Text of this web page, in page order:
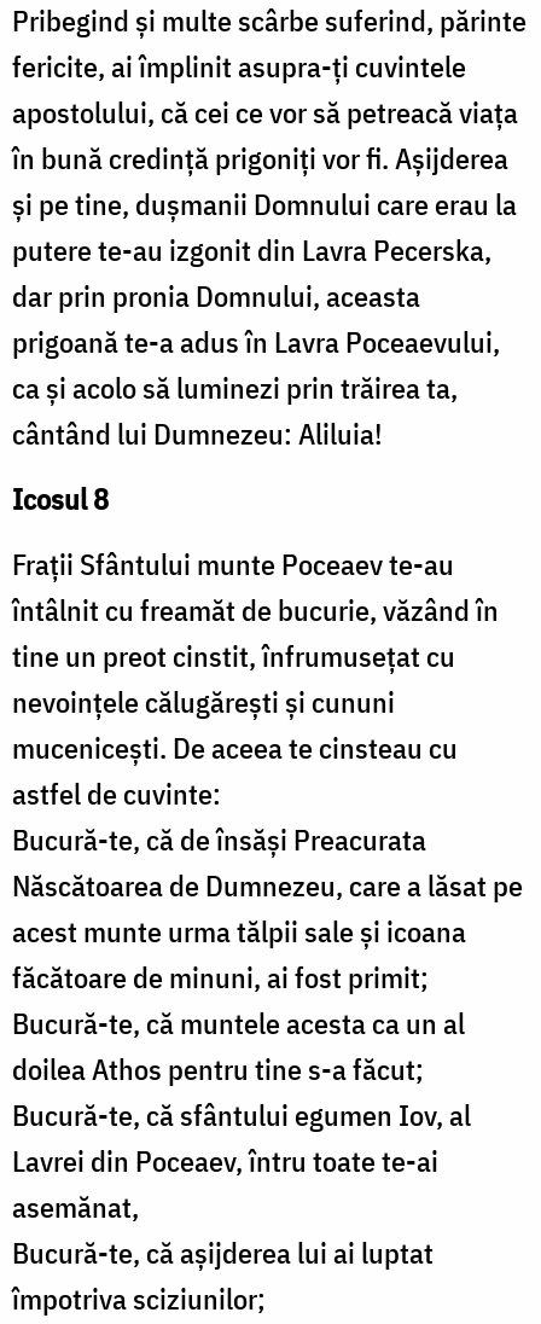
Pribegind și multe scârbe suferind, părinte
fericite, ai împlinit asupra-ți cuvintele
apostolului, că cei ce vor să petreacă viața
în bună credință prigoniți vor fi. Așijderea
și pe tine, dușmanii Domnului care erau la
putere te-au izgonit din Lavra Pecerska,
dar prin pronia Domnului, aceasta
prigoană te-a adus în Lavra Poceaevului,
ca și acolo să luminezi prin trăirea ta,
cântând lui Dumnezeu: Aliluia!
Icosul 8
Frații Sfântului munte Poceaev te-au
întâlnit cu freamăt de bucurie, văzând în
tine un preot cinstit, înfrumusețat cu
nevoințele călugărești și cununi
mucenicești. De aceea te cinsteau cu
astfel de cuvinte:
Bucură-te, că de însăși Preacurata
Născătoarea de Dumnezeu, care a lăsat pe
acest munte urma tălpii sale și icoana
făcătoare de minuni, ai fost primit;
Bucură-te, că muntele acesta ca un al
doilea Athos pentru tine s-a făcut;
Bucură-te, că sfântului egumen Iov, al
Lavrei din Poceaev, întru toate te-ai
asemănat,
Bucură-te, că așijderea lui ai luptat
împotriva sciziunilor;